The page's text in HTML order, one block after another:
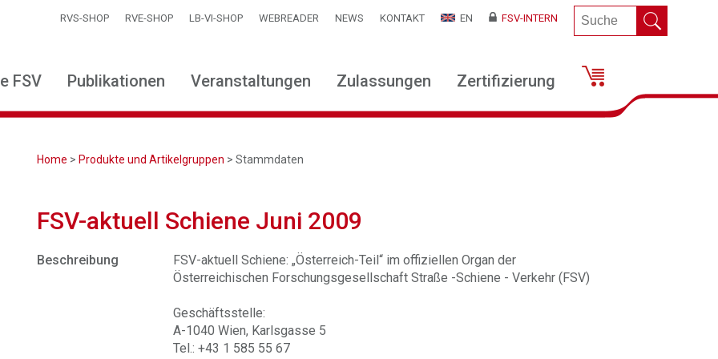
RVS-SHOP RVE-SHOP LB-VI-SHOP WEBREADER NEWS KONTAKT EN FSV-INTERN
FSV Publikationen Veranstaltungen Zulassungen Zertifizierung
Home > Produkte und Artikelgruppen > Stammdaten
FSV-aktuell Schiene Juni 2009
Beschreibung
FSV-aktuell Schiene: „Österreich-Teil“ im offiziellen Organ der
Österreichischen Forschungsgesellschaft Straße -Schiene - Verkehr (FSV)
Geschäftsstelle:
A-1040 Wien, Karlsgasse 5
Tel.: +43 1 585 55 67